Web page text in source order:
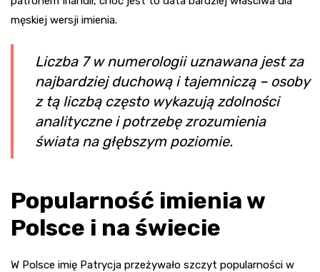
męskiej wersji imienia.
Liczba 7 w numerologii uznawana jest za
najbardziej duchową i tajemniczą – osoby
z tą liczbą często wykazują zdolności
analityczne i potrzebę zrozumienia
świata na głębszym poziomie.
Popularność imienia w
Polsce i na świecie
W Polsce imię Patrycja przeżywało szczyt popularności w